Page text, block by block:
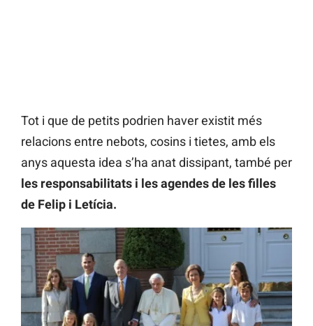
Tot i que de petits podrien haver existit més
relacions entre nebots, cosins i tietes, amb els
anys aquesta idea s’ha anat dissipant, també per
les responsabilitats i les agendes de les filles
de Felip i Letícia.